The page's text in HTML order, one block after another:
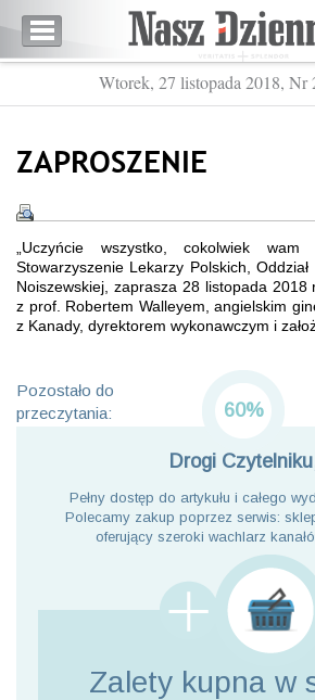
Wtorek, 27 listopada 2018, Nr
ZAPROSZENIE
„Uczyńcie wszystko, cokolwiek
Stowarzyszenie Lekarzy Polskich,
Noiszewskiej, zaprasza 28 listopada
z prof. Robertem Walleyem, angielskim
z Kanady, dyrektorem wykonawczym i
Pozostało do
przeczytania:
60%
Drogi
Pełny dostęp do artykułu i całego
Polecamy zakup poprzez serwis:
oferujący szeroki wachlarz
Zalety kupna w